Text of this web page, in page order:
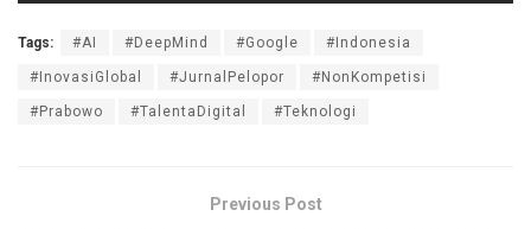
Tags: #AI #DeepMind #Google #Indonesia
#InovasiGlobal #JurnalPelopor #NonKompetisi
#Prabowo #TalentaDigital #Teknologi
Previous Post